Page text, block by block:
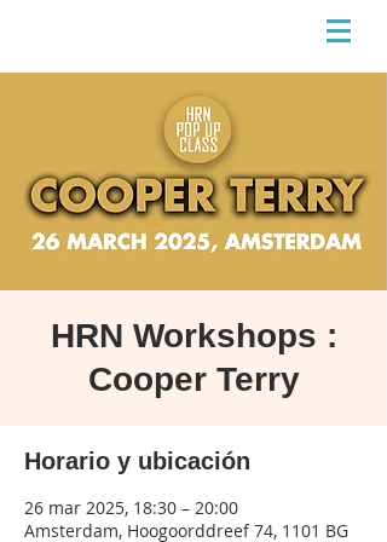
HRN Workshops :
Cooper Terry
Horario y ubicación
26 mar 2025, 18:30 – 20:00
Amsterdam, Hoogoorddreef 74, 1101 BG